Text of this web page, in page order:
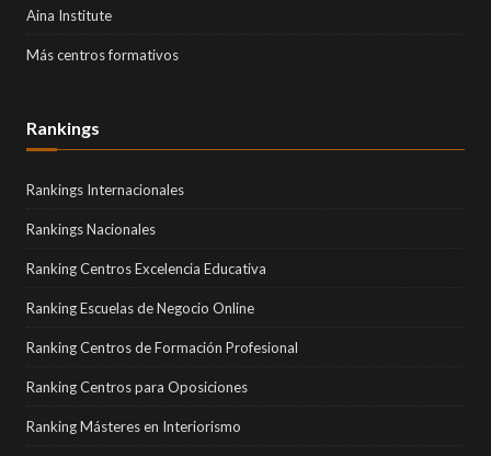
Aina Institute
Más centros formativos
Rankings
Rankings Internacionales
Rankings Nacionales
Ranking Centros Excelencia Educativa
Ranking Escuelas de Negocio Online
Ranking Centros de Formación Profesional
Ranking Centros para Oposiciones
Ranking Másteres en Interiorismo